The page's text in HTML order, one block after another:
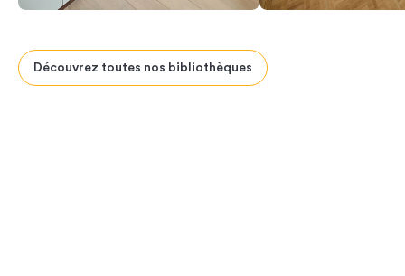
Previous
Next
Découvrez toutes nos bibliothèques